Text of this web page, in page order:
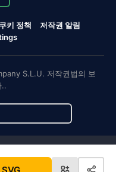
쿠키 정책
저작권 알림
S.L.U. 저작권법의 보
..